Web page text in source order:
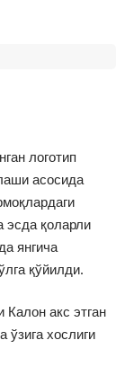
логотип
асосида
эсда қоларли
янгича
қўйилди.
Калон акс этган
ўзига хослиги